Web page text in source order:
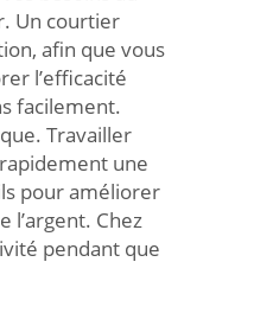
Un courtier
afin que vous
l’efficacité
facilement.
Travailler
une
pour améliorer
Chez
pendant que